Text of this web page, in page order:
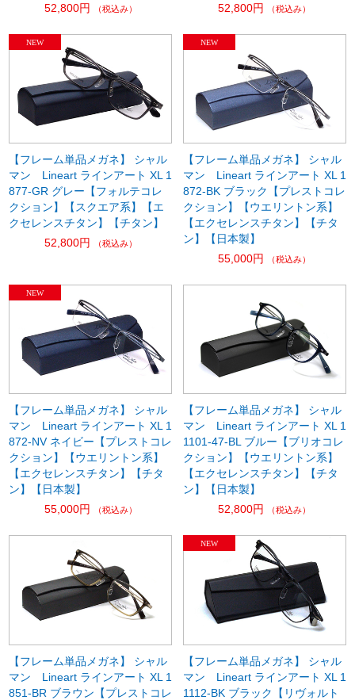
52,800円
（税込み）
52,800円
（税込み）
【フレーム単品メガネ】 シャル
マン Lineart ラインアート XL 1
877-GR グレー【フォルテコレ
クション】【スクエア系】【エ
クセレンスチタン】【チタン】
52,800円
（税込み）
【フレーム単品メガネ】 シャル
マン Lineart ラインアート XL 1
872-BK ブラック【プレストコレ
クション】【ウエリントン系】
【エクセレンスチタン】【チタ
ン】【日本製】
55,000円
（税込み）
【フレーム単品メガネ】 シャル
マン Lineart ラインアート XL 1
872-NV ネイビー【プレストコレ
クション】【ウエリントン系】
【エクセレンスチタン】【チタ
ン】【日本製】
55,000円
（税込み）
【フレーム単品メガネ】 シャル
マン Lineart ラインアート XL 1
1101-47-BL ブルー【ブリオコレ
クション】【ウエリントン系】
【エクセレンスチタン】【チタ
ン】【日本製】
52,800円
（税込み）
【フレーム単品メガネ】 シャル
マン Lineart ラインアート XL 1
851-BR ブラウン【プレストコレ
【フレーム単品メガネ】 シャル
マン Lineart ラインアート XL 1
1112-BK ブラック【リヴォルト